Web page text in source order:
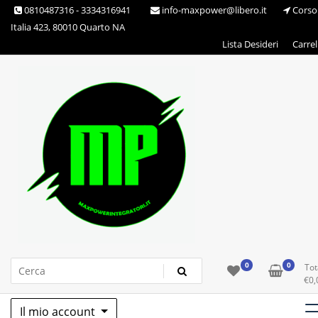
Skip 0810487316 - 3334316941 info-maxpower@libero.it
Corso
Italia 423, 80010 Quarto NA
Lista Desideri
Max Power Integratori 0 0
€
Il mio account